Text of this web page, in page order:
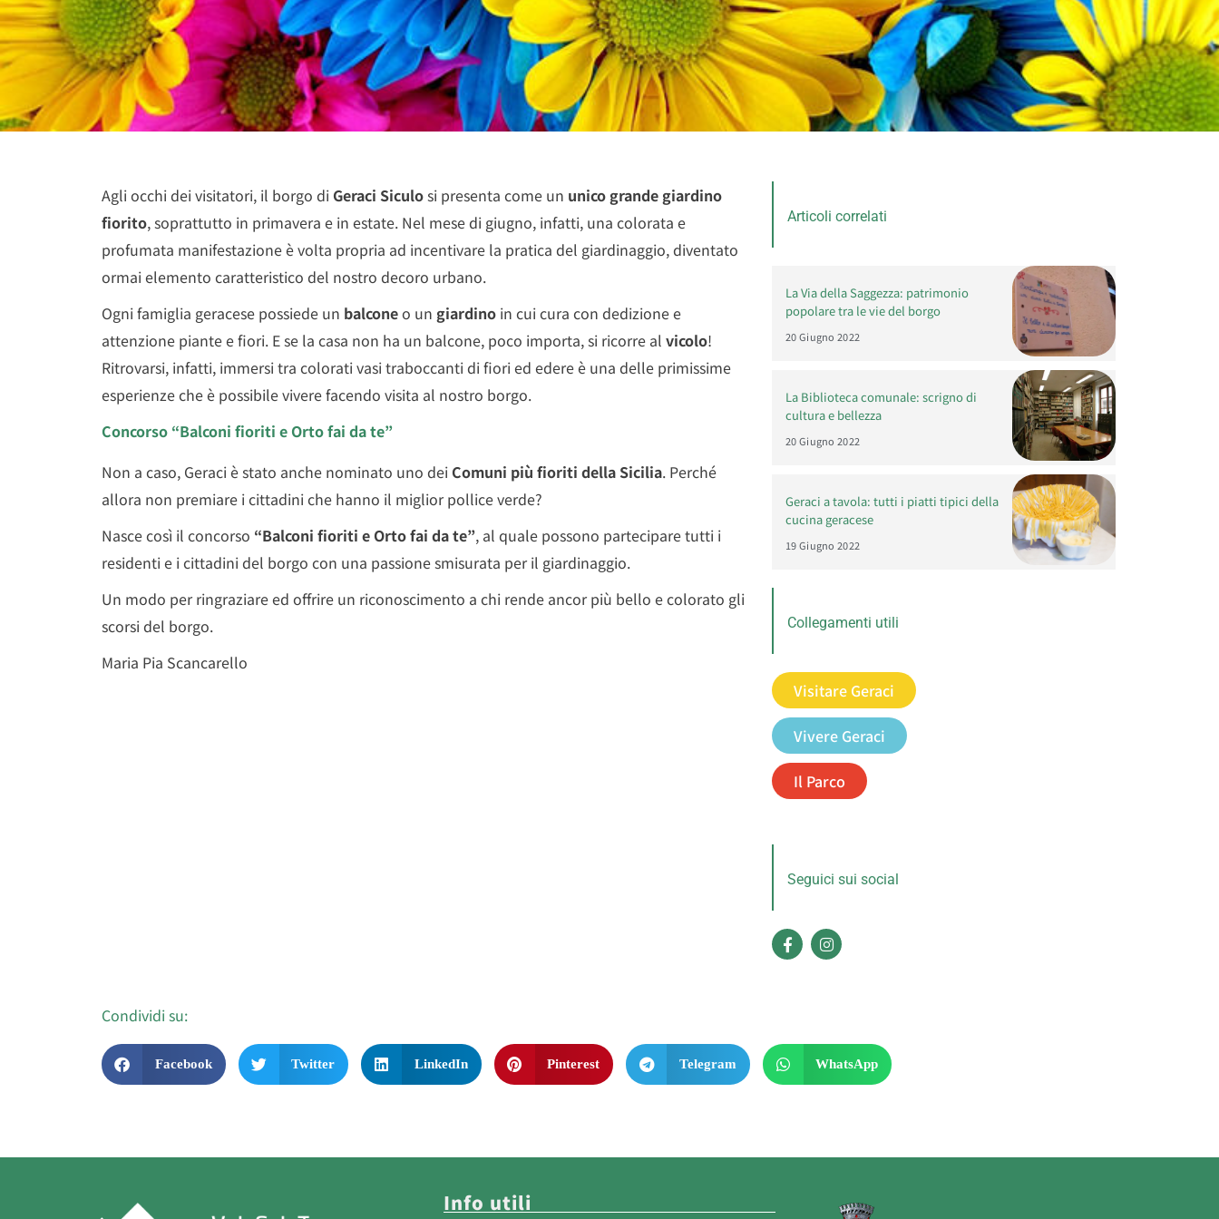
Agli occhi dei visitatori, il borgo di Geraci Siculosi presenta come un unico grande giardino
fiorito, soprattutto in primavera e in estate. Nel mese di giugno, infatti, una colorata e
profumata manifestazione è volta propria ad incentivare la pratica del giardinaggio, diventato
ormai elemento caratteristico del nostro decoro urbano.
Ogni famiglia geracese possiede un balconeo un giardino in cui cura con dedizione e
attenzione piante e fiori. E se la casa non ha un balcone, poco importa, si ricorre al vicolo!
Ritrovarsi, infatti, immersi tra colorati vasi traboccanti di fiori ed edere è una delle primissime
esperienze che è possibile vivere facendo visita al nostro borgo.
Concorso “Balconi fioriti e Orto fai da te”
Non a caso, Geraci è stato anche nominato uno dei Comuni più fioriti della Sicilia. Perché
allora non premiare i cittadini che hanno il miglior pollice verde?
Nasce così il concorso “Balconi fioriti e Orto fai da te”, al quale possono partecipare tutti i
residenti e i cittadini del borgo con una passione smisurata per il giardinaggio.
Un modo per ringraziare ed offrire un riconoscimento a chi rende ancor più bello e colorato gli
scorsi del borgo.
Maria Pia Scancarello
Articoli correlati
La Via della Saggezza: patrimonio
popolare tra le vie del borgo
20 Giugno 2022
La Biblioteca comunale: scrigno di
cultura e bellezza
20 Giugno 2022
Geraci a tavola: tutti i piatti tipici della
cucina geracese
19 Giugno 2022
Collegamenti utili
Visitare Geraci
Vivere Geraci
Il Parco
Seguici sui social
Condividi su:
Facebook Twitter LinkedIn Pinterest Telegram WhatsApp
Info utili